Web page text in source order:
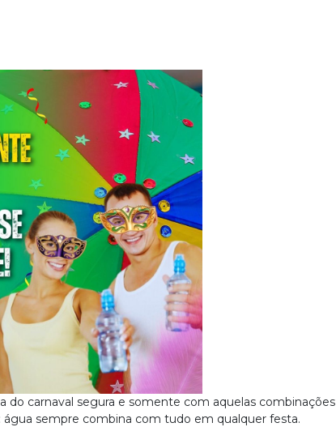
do carnaval segura e somente com aquelas combinações
sempre combina com tudo em qualquer festa.